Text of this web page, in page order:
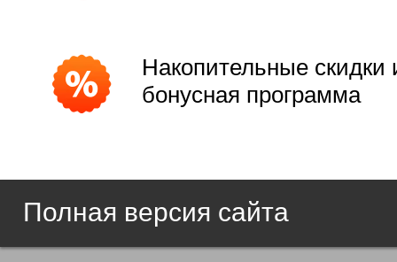
Накопительные скидки
бонусная программа
Полная версия сайта